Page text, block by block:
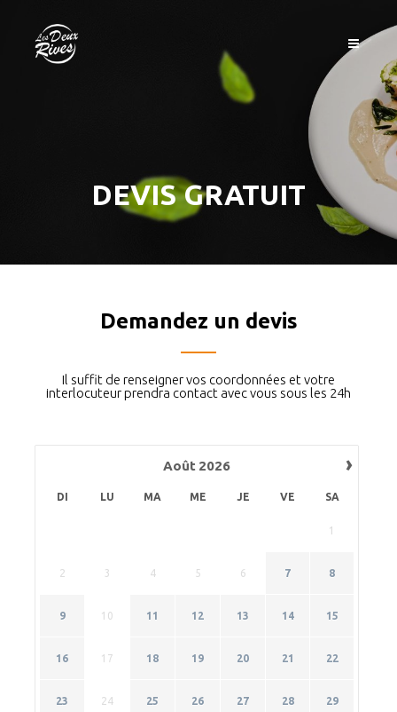
DEVIS GRATUIT
Demandez un devis
Il suffit de renseigner vos coordonnées et votre
interlocuteur prendra contact avec vous sous les 24h
›
Août 2026
DI LU MA ME JE VE SA
1
2 3 4 5 6 7 8
9 10 11 12 13 14 15
16 17 18 19 20 21 22
23 24 25 26 27 28 29